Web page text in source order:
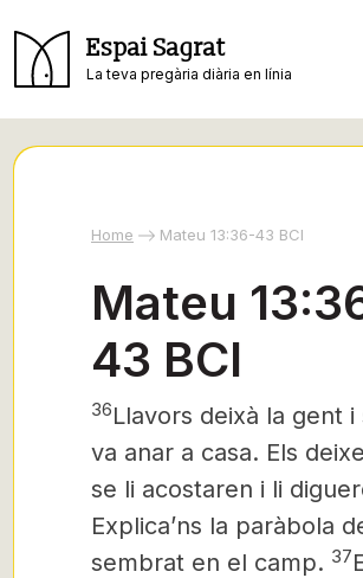
Espai Sagrat
La teva pregària diària en línia
Home Mateu 13:36-43 BCI
Mateu
43 BCI
36Llavors deixà la gent i
va anar a casa. Els
se li acostaren i li
Explica’ns la paràbola
sembrat en el camp. 37